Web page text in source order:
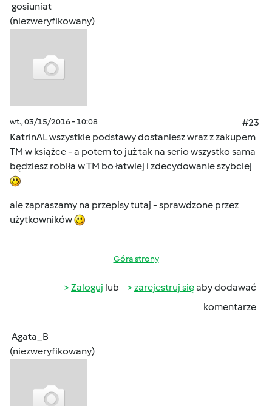
gosiuniat
(niezweryfikowany)
wt., 03/15/2016 - 10:08
#23
KatrinALwszystkie podstawy dostaniesz wraz z zakupem
TM w książce - a potem to już tak na serio wszystko sama
będziesz robiła w TM bo łatwiej i zdecydowanie szybciej
ale zapraszamy na przepisy tutaj - sprawdzone przez
użytkowników
Góra strony
Zaloguj lub zarejestruj sięaby dodawać
komentarze
Agata_B
(niezweryfikowany)